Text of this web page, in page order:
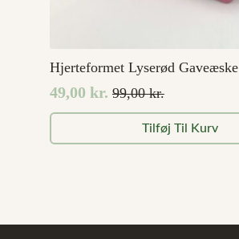
Hjerteformet Lyserød Gaveæske
99,00kr.
Den
oprindelige
pris
49,00 kr.
Den
aktuelle
pris
Tilføj Til Kurv